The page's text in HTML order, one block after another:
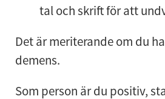
tal och skrift för att
Det är meriterande om du
demens.
Som person är du positiv,